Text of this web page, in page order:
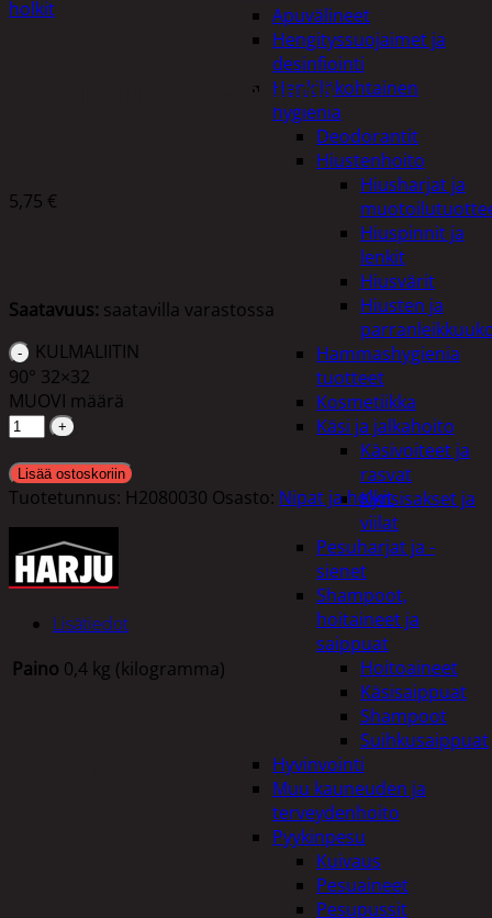
Apuvälineet
Hengityssuojaimet ja
desinfiointi
Henkilökohtainen
hygienia
Deodorantit
Hiustenhoito
Hiusharjat ja
Hiuspinnit ja
lenkit
Hiusvärit
Hiusten ja
Hammashygienia
tuotteet
Kosmetiikka
Käsi ja jalkahoito
Käsivoiteet ja
rasvat
Kynsisakset ja
viilat
Pesuharjat ja -
sienet
Shampoot,
hoitaineet ja
saippuat
Hoitoaineet
Käsisaippuat
Shampoot
Suihkusaippuat
Hyvinvointi
Muu kauneuden ja
terveydenhoito
Pyykinpesu
Kuivaus
Pesuaineet
Pesupussit
holkit
KULMALIITIN 90° 32×32 MUOVI
5,75 €
Saatavuus: saatavilla varastossa
KULMALIITIN
90° 32×32
MUOVI määrä
Lisää ostoskoriin
Tuotetunnus: H2080030 Osasto: Nipat ja holkit
Lisätiedot
Paino 0,4 kg (kilogramma)